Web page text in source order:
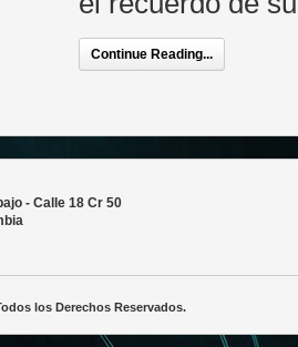
Continue Reading...
- Calle 18 Cr 50
los Derechos Reservados.